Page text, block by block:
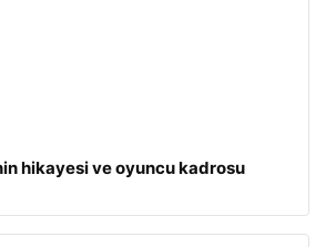
hikayesi ve oyuncu kadrosu